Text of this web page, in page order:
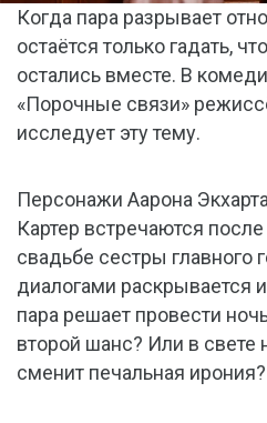
Когда пара разрывает
остаётся только гадать,
остались вместе. В
«Порочные связи»
исследует эту тему.
Персонажи Аарона
Картер встречаются
свадьбе сестры главного
диалогами раскрывается
пара решает провести
второй шанс? Или в
сменит печальная ирония?